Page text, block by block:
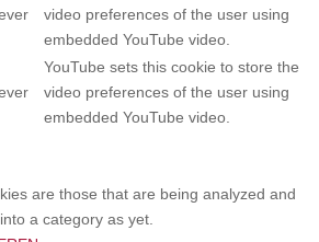
video preferences of the user using
embedded YouTube video.
YouTube sets this cookie to store the
video preferences of the user using
embedded YouTube video.
are those that are being analyzed and
a category as yet.